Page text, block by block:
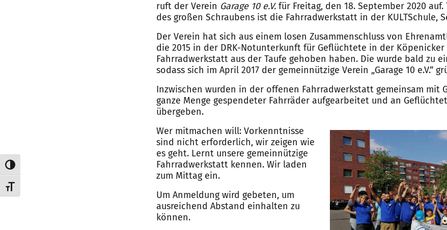
Umschalten auf hohe Kontraste
Schrift vergrößern
ruft der Verein Garage 10 e.V. für Freitag, den 18. September 2020
des großen Schraubens ist die Fahrradwerkstatt in der KULTSchule,
Der Verein hat sich aus einem losen Zusammenschluss von
die 2015 in der DRK-Notunterkunft für Geflüchtete in der Köpenicker
Fahrradwerkstatt aus der Taufe gehoben haben. Die wurde bald zu
sodass sich im April 2017 der gemeinnützige Verein „Garage 10 e.V.“
Inzwischen wurden in der offenen Fahrradwerkstatt gemeinsam mit
ganze Menge gespendeter Fahrräder aufgearbeitet und an
übergeben.
Wer mitmachen will: Vorkenntnisse
sind nicht erforderlich, wir zeigen wie
es geht. Lernt unsere gemeinnützige
Fahrradwerkstatt kennen. Wir laden
zum Mittag ein.
Um Anmeldung wird gebeten, um
ausreichend Abstand einhalten zu
können.